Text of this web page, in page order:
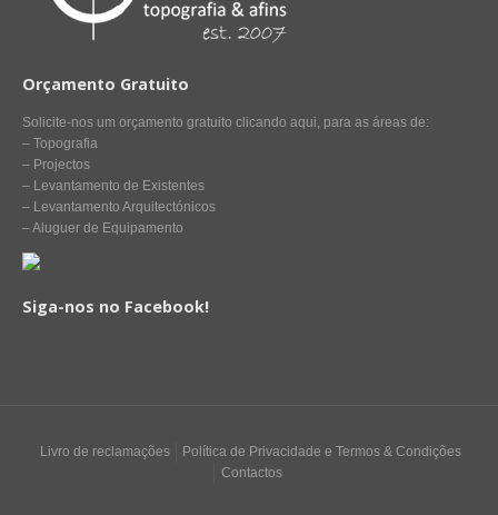
Orçamento Gratuito
Solicite-nos um orçamento gratuito clicando aqui, para as áreas de:
– Topografia
– Projectos
– Levantamento de Existentes
– Levantamento Arquitectónicos
– Aluguer de Equipamento
Siga-nos no Facebook!
Livro de reclamações
Política de Privacidade e Termos & Condições
Contactos